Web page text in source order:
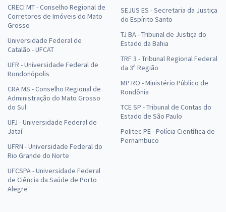
CRECI MT - Conselho Regional de
Corretores de Imóveis do Mato
Grosso
Universidade Federal de
Catalão - UFCAT
UFR - Universidade Federal de
Rondonópolis
CRA MS - Conselho Regional de
Administração do Mato Grosso
do Sul
UFJ - Universidade Federal de
Jataí
UFRN - Universidade Federal do
Rio Grande do Norte
UFCSPA - Universidade Federal
de Ciência da Saúde de Porto
Alegre
SEJUS ES - Secretaria da Justiça
do Espírito Santo
TJ BA - Tribunal de Justiça do
Estado da Bahia
TRF 3 - Tribunal Regional Federal
da 3ª Região
MP RO - Ministério Público de
Rondônia
TCE SP - Tribunal de Contas do
Estado de São Paulo
Politec PE - Polícia Científica de
Pernambuco